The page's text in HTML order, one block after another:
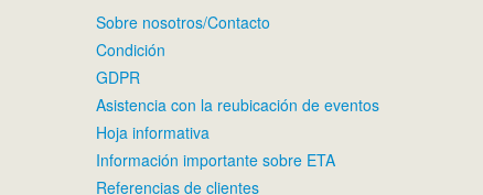
Sobre nosotros/Contacto
Condición
GDPR
Asistencia con la reubicación de eventos
Hoja informativa
Información importante sobre ETA
Referencias de clientes